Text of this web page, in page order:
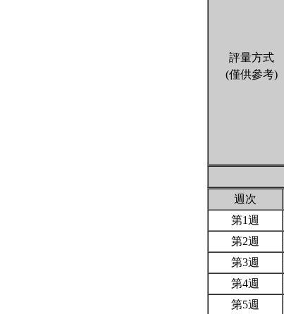
評量方式
(僅供參考)
週次
第1週
第2週
第3週
第4週
第5週